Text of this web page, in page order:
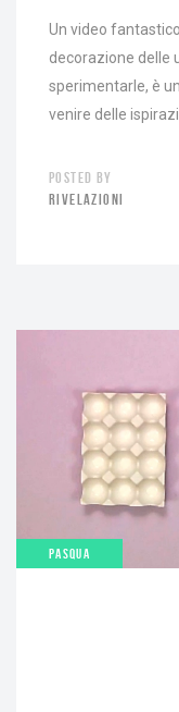
Un video
decorazione delle
sperimentarle, è
venire delle
POSTED BY
RIVELAZIONI
PASQUA